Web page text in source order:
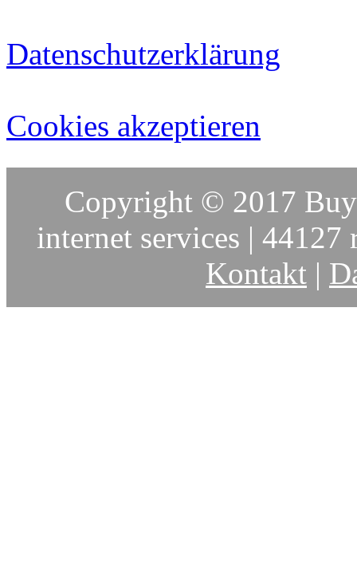
Datenschutzerklärung
Cookies akzeptieren
Copyright © 2017
internet services |
Kontakt |